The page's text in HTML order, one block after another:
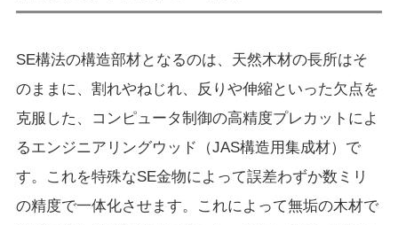
SE構法の構造部材となるのは、天然木材の長所はそ
のままに、割れやねじれ、反りや伸縮といった欠点を
克服した、コンピュータ制御の高精度プレカットによ
るエンジニアリングウッド（JAS構造用集成材）で
す。これを特殊なSE金物によって誤差わずか数ミリ
の精度で一体化させます。これによって無垢の木材で